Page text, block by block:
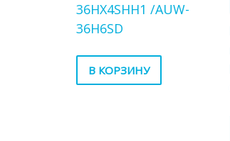
36HX4SHH1 /AUW-
36H6SD
В КОРЗИНУ